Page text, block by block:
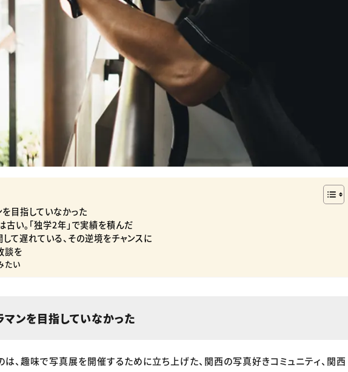
目指していなかった
古い。「独学2年」で実績を積んだ
て遅れている、その逆境をチャンスに
談を
たい
ンを目指していなかった
は、趣味で写真展を開催するために立ち上げた、関西の写真好きコミュニティ、関西